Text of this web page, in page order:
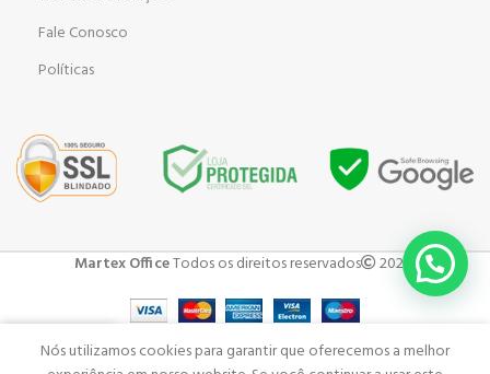
Fale Conosco
Políticas
Martex OfficeTodos os direitos reservados 2023 .
CarrinhoMinha Conta
Menu
Nós utilizamos cookies para garantir que oferecemos a melhor